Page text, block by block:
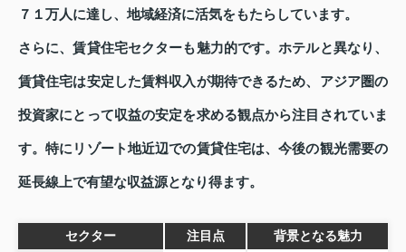
７１万人に達し、地域経済に活気をもたらしています。
さらに、賃貸住宅セクターも魅力的です。ホテルと異なり、
賃貸住宅は安定した賃料収入が期待できるため、アジア圏の
投資家にとって収益の安定を求める観点から注目されていま
す。特にリゾート地近辺での賃貸住宅は、今後の観光需要の
延長線上で有望な収益源となり得ます。
セクター 注目点 背景となる魅力